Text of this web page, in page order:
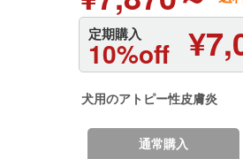
定期購入
10%off
犬用のアトピー性皮膚炎
通常購入